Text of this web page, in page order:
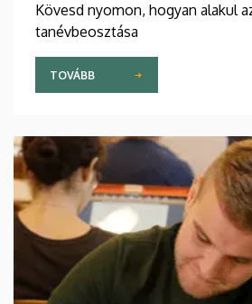
Kövesd nyomon, hogyan alakul
tanévbeosztása
TOVÁBB